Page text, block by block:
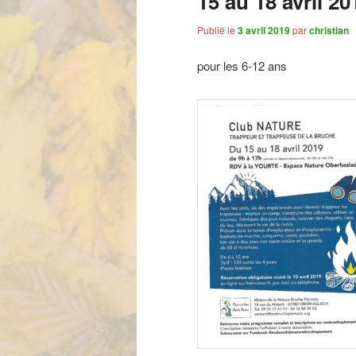
Publié le 3 avril 2019parchristian
pour les 6-12 ans